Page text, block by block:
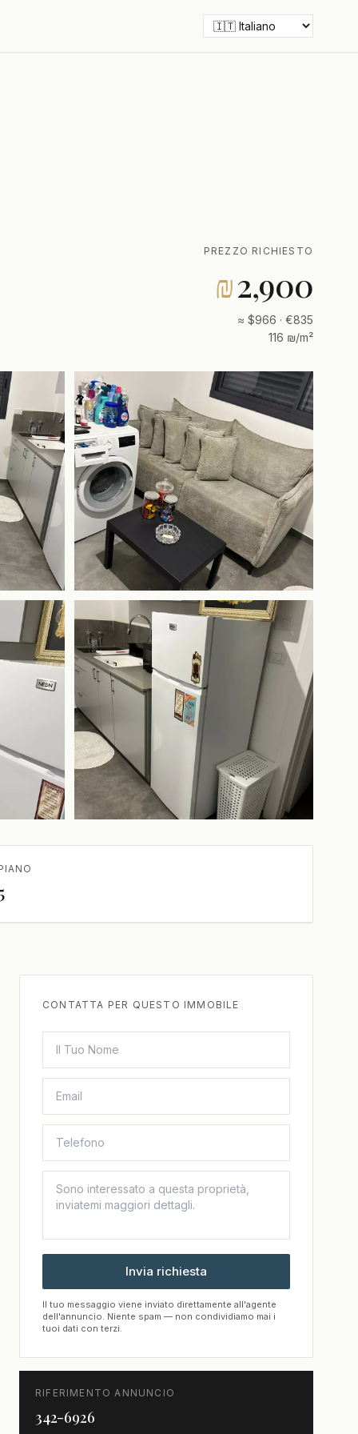
PREZZO RICHIESTO
₪2,900
≈ $966 · €835
116 ₪/m²
CONTATTA PER QUESTO IMMOBILE
Invia richiesta
Il tuo messaggio viene inviato direttamente all'agente
dell'annuncio. Niente spam — non condividiamo mai i
tuoi dati con terzi.
RIFERIMENTO ANNUNCIO
342-6926